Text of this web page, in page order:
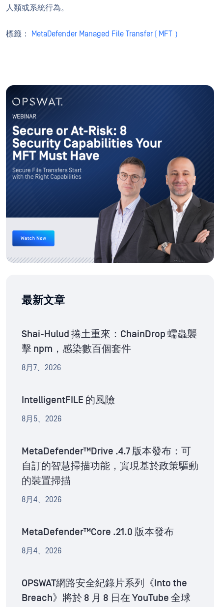
人類或系統行為。
標籤： MetaDefender Managed File Transfer ( MFT ）
最新文章
Shai-Hulud 捲土重來：ChainDrop 蠕蟲襲
擊 npm，感染數百個套件
8月7、2026
IntelligentFILE 的風險
8月5、2026
MetaDefender™Drive .4.7 版本發布：可
自訂的智慧掃描功能，實現基於政策驅動
的裝置掃描
8月4、2026
MetaDefender™Core .21.0 版本發布
8月4、2026
OPSWAT網路安全紀錄片系列《Into the
Breach》將於 8 月 8 日在 YouTube 全球